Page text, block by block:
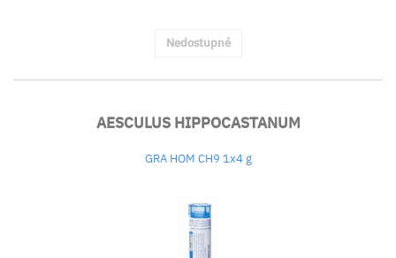
Nedostupné
AESCULUS HIPPOCASTANUM
GRA HOM CH9 1x4 g